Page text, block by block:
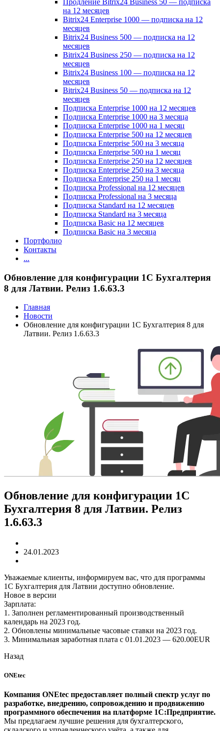
на 12 месяцев
Bitrix24 Enterprise 1000 — подписка на 12
месяцев
Bitrix24 Business 500 — подписка на 12
месяцев
Bitrix24 Business 250 — подписка на 12
месяцев
Bitrix24 Business 100 — подписка на 12
месяцев
Bitrix24 Business 50 — подписка на 12
месяцев
Подписка Enterprise 1000 на 12 месяцев
Подписка Enterprise 1000 на 3 месяца
Подписка Enterprise 1000 на 1 месяц
Подписка Enterprise 500 на 12 месяцев
Подписка Enterprise 500 на 3 месяца
Подписка Enterprise 500 на 1 месяц
Подписка Enterprise 250 на 12 месяцев
Подписка Enterprise 250 на 3 месяца
Подписка Enterprise 250 на 1 месяц
Подписка Professional на 12 месяцев
Подписка Professional на 3 месяца
Подписка Standard на 12 месяцев
Подписка Standard на 3 месяца
Подписка Basic на 12 месяцев
Подписка Basic на 3 месяца
Портфолио
Контакты
...
Обновление для конфигурации 1С Бухгалтерия
8 для Латвии. Релиз 1.6.63.3
Главная
Новости
Обновление для конфигурации 1С Бухгалтерия 8 для
Латвии. Релиз 1.6.63.3
Обновление для конфигурации 1С
Бухгалтерия 8 для Латвии. Релиз
1.6.63.3
24.01.2023
Уважаемые клиенты, информируем вас, что для программы
1С Бухгалтерия для Латвии доступно обновление.
Новое в версии
Зарплата:
1. Заполнен регламентированный производственный
календарь на 2023 год.
2. Обновлены минимальные часовые ставки на 2023 год.
3. Минимальная заработная плата с 01.01.2023 — 620.00EUR
Назад
ONEtec
Компания ONEtec предоставляет полный спектр услуг по
разработке, внедрению, сопровождению и продвижению
программного обеспечения на платформе 1С:Предприятие.
Мы предлагаем лучшие решения для бухгалтерского,